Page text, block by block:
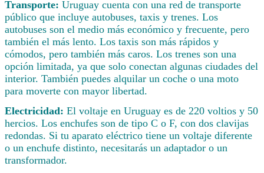
Transporte: Uruguay cuenta con una red de transporte
público que incluye autobuses, taxis y trenes. Los
autobuses son el medio más económico y frecuente, pero
también el más lento. Los taxis son más rápidos y
cómodos, pero también más caros. Los trenes son una
opción limitada, ya que solo conectan algunas ciudades del
interior. También puedes alquilar un coche o una moto
para moverte con mayor libertad.
Electricidad: El voltaje en Uruguay es de 220 voltios y 50
hercios. Los enchufes son de tipo C o F, con dos clavijas
redondas. Si tu aparato eléctrico tiene un voltaje diferente
o un enchufe distinto, necesitarás un adaptador o un
transformador.